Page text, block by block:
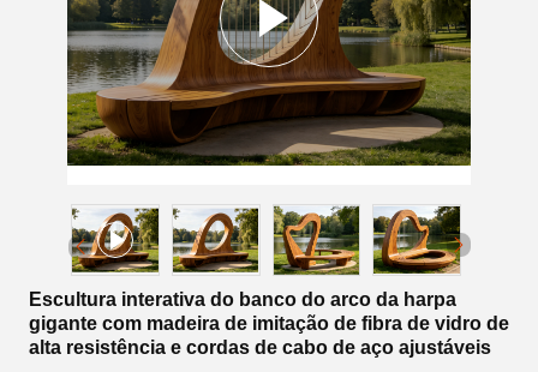
Escultura interativa do banco do arco da harpa
gigante com madeira de imitação de fibra de vidro de
alta resistência e cordas de cabo de aço ajustáveis